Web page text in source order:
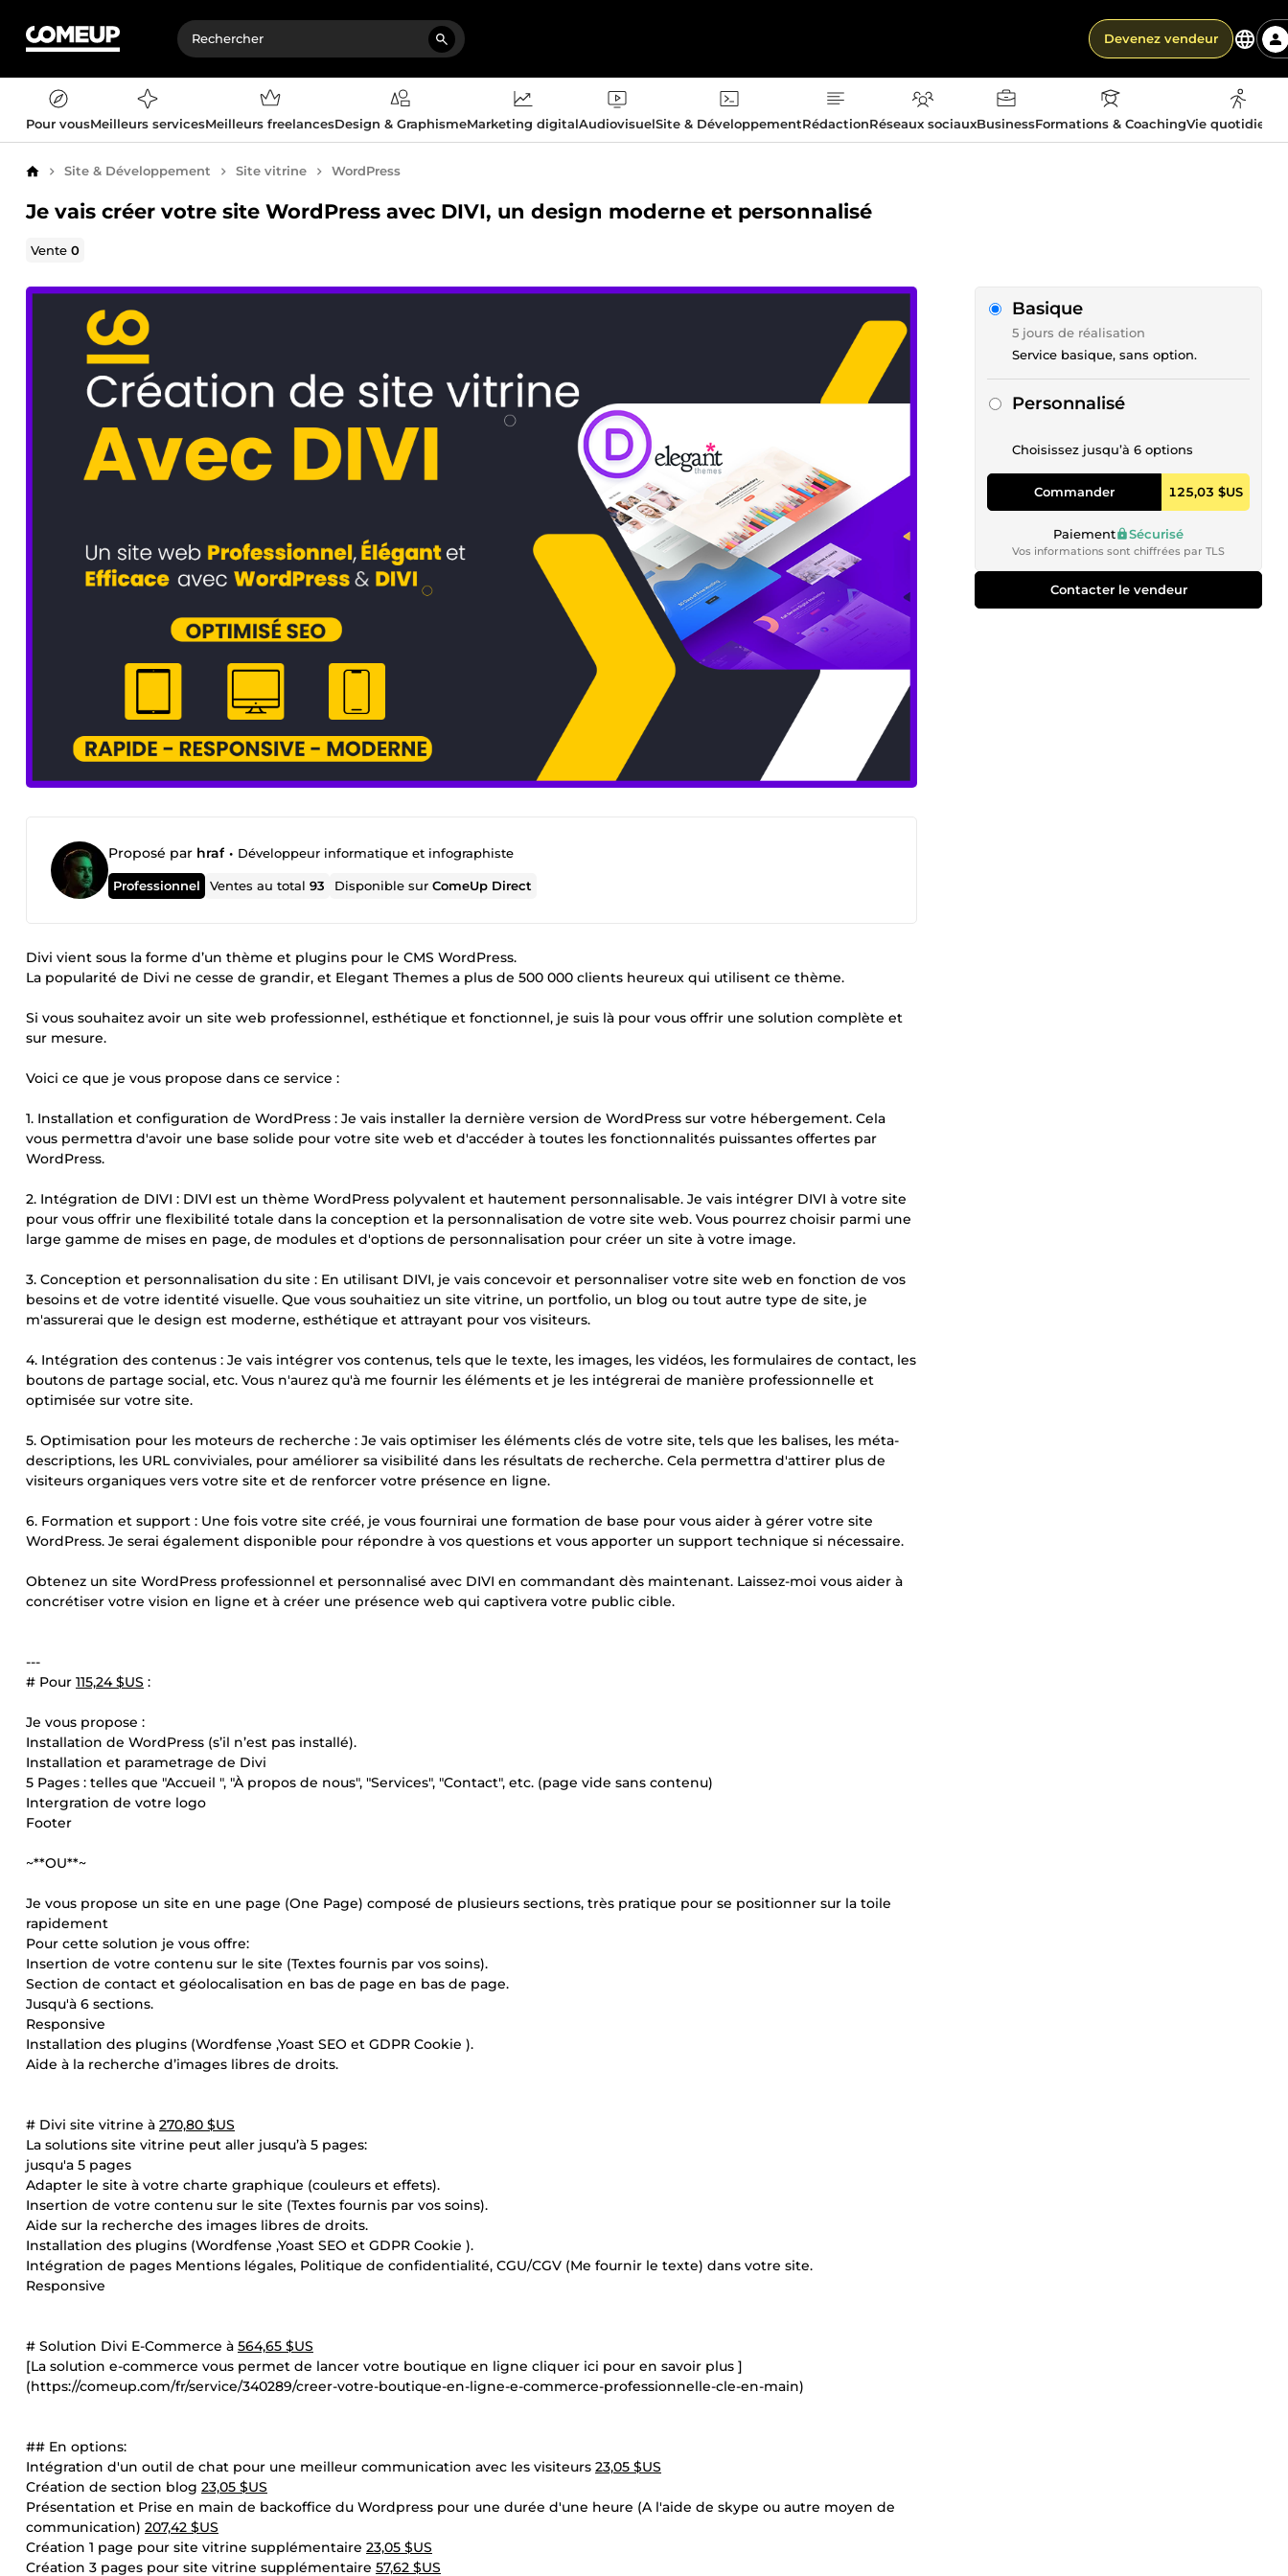
Devenez vendeur
Pour vousMeilleurs servicesMeilleurs freelancesDesign & GraphismeMarketing digitalAudiovisuelSite & DéveloppementRédactionRéseaux sociauxBusinessFormations & CoachingVie
AccueilSite & Développement Site vitrine WordPress
Je vais créer votre site WordPress avec DIVI, un design moderne et personnalisé
Vente0
Proposé par hraf • Développeur informatique et infographiste
Professionnel Ventes au total93 Disponible surComeUp Direct
Divi vient sous la forme d’un thème et plugins pour le CMS WordPress.
La popularité de Divi ne cesse de grandir, et Elegant Themes a plus de 500 000 clients heureux qui utilisent ce thème.
Si vous souhaitez avoir un site web professionnel, esthétique et fonctionnel, je suis là pour vous offrir une solution complète et
sur mesure.
Voici ce que je vous propose dans ce service :
1. Installation et configuration de WordPress : Je vais installer la dernière version de WordPress sur votre hébergement. Cela
vous permettra d'avoir une base solide pour votre site web et d'accéder à toutes les fonctionnalités puissantes offertes par
WordPress.
2. Intégration de DIVI : DIVI est un thème WordPress polyvalent et hautement personnalisable. Je vais intégrer DIVI à votre site
pour vous offrir une flexibilité totale dans la conception et la personnalisation de votre site web. Vous pourrez choisir parmi une
large gamme de mises en page, de modules et d'options de personnalisation pour créer un site à votre image.
3. Conception et personnalisation du site : En utilisant DIVI, je vais concevoir et personnaliser votre site web en fonction de vos
besoins et de votre identité visuelle. Que vous souhaitiez un site vitrine, un portfolio, un blog ou tout autre type de site, je
m'assurerai que le design est moderne, esthétique et attrayant pour vos visiteurs.
4. Intégration des contenus : Je vais intégrer vos contenus, tels que le texte, les images, les vidéos, les formulaires de contact, les
boutons de partage social, etc. Vous n'aurez qu'à me fournir les éléments et je les intégrerai de manière professionnelle et
optimisée sur votre site.
5. Optimisation pour les moteurs de recherche : Je vais optimiser les éléments clés de votre site, tels que les balises, les méta-
descriptions, les URL conviviales, pour améliorer sa visibilité dans les résultats de recherche. Cela permettra d'attirer plus de
visiteurs organiques vers votre site et de renforcer votre présence en ligne.
6. Formation et support : Une fois votre site créé, je vous fournirai une formation de base pour vous aider à gérer votre site
WordPress. Je serai également disponible pour répondre à vos questions et vous apporter un support technique si nécessaire.
Obtenez un site WordPress professionnel et personnalisé avec DIVI en commandant dès maintenant. Laissez-moi vous aider à
concrétiser votre vision en ligne et à créer une présence web qui captivera votre public cible.
---
# Pour 115,24 $US :
Je vous propose :
Installation de WordPress (s’il n’est pas installé).
Installation et parametrage de Divi
5 Pages : telles que "Accueil ", "À propos de nous", "Services", "Contact", etc. (page vide sans contenu)
Intergration de votre logo
Footer
~**OU**~
Je vous propose un site en une page (One Page) composé de plusieurs sections, très pratique pour se positionner sur la toile
rapidement
Pour cette solution je vous offre:
Insertion de votre contenu sur le site (Textes fournis par vos soins).
Section de contact et géolocalisation en bas de page en bas de page.
Jusqu'à 6 sections.
Responsive
Installation des plugins (Wordfense ,Yoast SEO et GDPR Cookie ).
Aide à la recherche d’images libres de droits.
# Divi site vitrine à 270,80 $US
La solutions site vitrine peut aller jusqu’à 5 pages:
jusqu'a 5 pages
Adapter le site à votre charte graphique (couleurs et effets).
Insertion de votre contenu sur le site (Textes fournis par vos soins).
Aide sur la recherche des images libres de droits.
Installation des plugins (Wordfense ,Yoast SEO et GDPR Cookie ).
Intégration de pages Mentions légales, Politique de confidentialité, CGU/CGV (Me fournir le texte) dans votre site.
Responsive
# Solution Divi E-Commerce à 564,65 $US
[La solution e-commerce vous permet de lancer votre boutique en ligne cliquer ici pour en savoir plus ]
(https://comeup.com/fr/service/340289/creer-votre-boutique-en-ligne-e-commerce-professionnelle-cle-en-main)
## En options:
Intégration d'un outil de chat pour une meilleur communication avec les visiteurs 23,05 $US
Création de section blog 23,05 $US
Présentation et Prise en main de backoffice du Wordpress pour une durée d'une heure (A l'aide de skype ou autre moyen de
communication) 207,42 $US
Création 1 page pour site vitrine supplémentaire 23,05 $US
Création 3 pages pour site vitrine supplémentaire 57,62 $US
Basique
5 jours de réalisation
Service basique, sans option.
Personnalisé
Choisissez jusqu’à 6 options
Commander 125,03 $US
Paiement Sécurisé
Vos informations sont chiffrées par TLS
Contacter le vendeur